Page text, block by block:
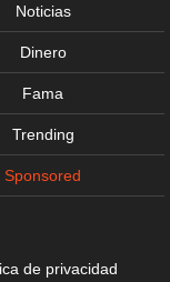
Noticias
Dinero
Fama
Trending
Sponsored
de privacidad